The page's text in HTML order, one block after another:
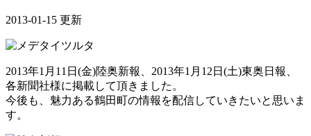
2013-01-15 更新
2013年1月11日(金)陸奥新報、2013年1月12日(土)東奥日報、
各新聞社様に掲載して頂きました。
今後も、魅力ある鶴田町の情報を配信していきたいと思いま
す。